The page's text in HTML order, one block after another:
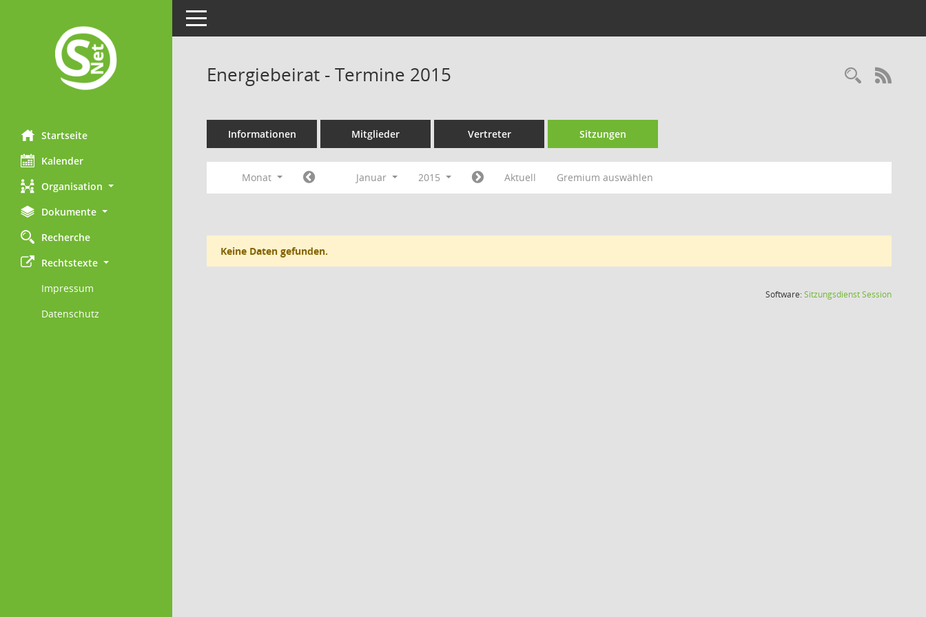
Startseite
Kalender
Organisation
Dokumente
Recherche
Rechtstexte
Impressum
Datenschutz
Toggle navigation
Energiebeirat - Termine 2015
Informationen Mitglieder Vertreter Sitzungen
Monat Januar 2015 Aktuell Gremium auswählen
Keine Daten gefunden.
Software:SitzungsdienstSession(Wird in